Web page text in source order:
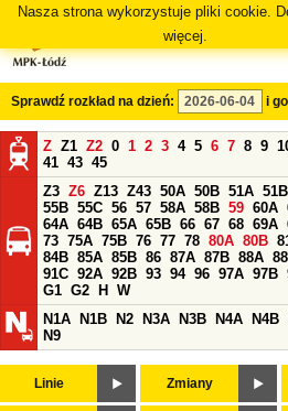
Nasza strona wykorzystuje pliki cookie.
więcej.
Sprawdź rozkład na dzień: i
Z Z1 Z2 0 1 2 3 4 5 6 7 8 9
41 43 45
Z3 Z6 Z13 Z43 50A 50B 51A 51B
55B 55C 56 57 58A 58B 59 60A
64A 64B 65A 65B 66 67 68 69A
73 75A 75B 76 77 78 80A 80B
84B 85A 85B 86 87A 87B 88A
91C 92A 92B 93 94 96 97A 97B
G1 G2 H
W
N1A
N1B N2 N3A N3B N4A N4B
N9
Linie Zmiany